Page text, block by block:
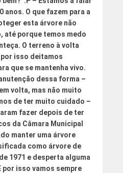
anos. O que fazem para a
esta árvore não
até porque temos medo
O terreno à volta
isso deitamos
que se mantenha vivo.
dessa forma –
volta, mas não muito
de ter muito cuidado –
fazer depois de ter
da Câmara Municipal
manter uma árvore
como árvore de
1971 e desperta alguma
por isso vamos sempre